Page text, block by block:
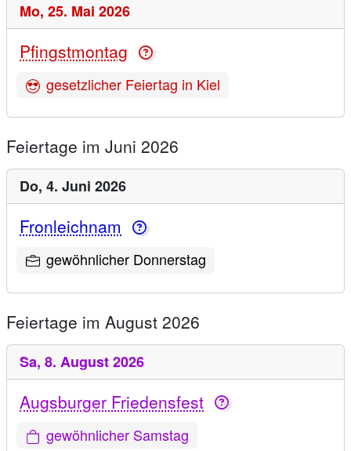
Mo, 25. Mai 2026
Pfingstmontag
gesetzlicher Feiertag in Kiel
Feiertage im Juni 2026
Do, 4. Juni 2026
Fronleichnam
gewöhnlicher Donnerstag
Feiertage im August 2026
Sa, 8. August 2026
Augsburger Friedensfest
gewöhnlicher Samstag